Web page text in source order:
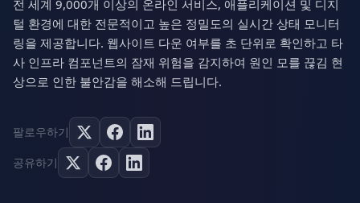
전 세계 9,000개 이상의 온라인 서비스, 애플리케이션 및 디지
털 환경에 대한 전문적이고 높은 정밀도의 실시간 상태 모니터
링을 제공합니다. 웹사이트 다운 여부를 초 단위로 확인하고 타
사 인프라 컴포넌트의 잠재 위험을 감지하여 원인 모를 끊김 현
상으로 인한 불안감을 해소해 드립니다.
팔로우하기
공유하기